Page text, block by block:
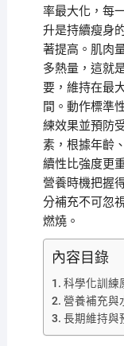
率最大化，每
升是持續瘦身
著提高。肌肉
多熱量，這就
要，維持在最
間。動作標準
練效果並預防
素，根據年齡
續性比強度更
營養時機把握
分補充不可忽
燃燒。
內容目錄
科學化訓練
營養補充與
長期維持與